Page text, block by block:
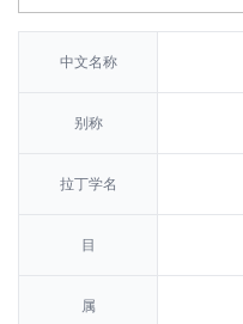
中文名称
别称
拉丁学名
目
属